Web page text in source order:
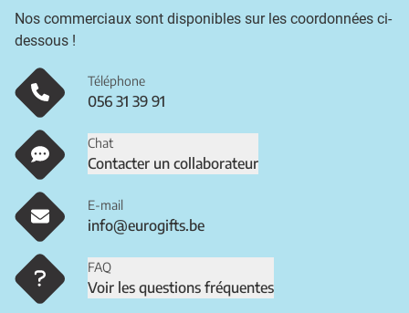
Nos commerciaux sont disponibles sur les coordonnées ci-
dessous !
Téléphone
056 31 39 91
Chat
Contacter un collaborateur
E-mail
info@eurogifts.be
FAQ
Voir les questions fréquentes